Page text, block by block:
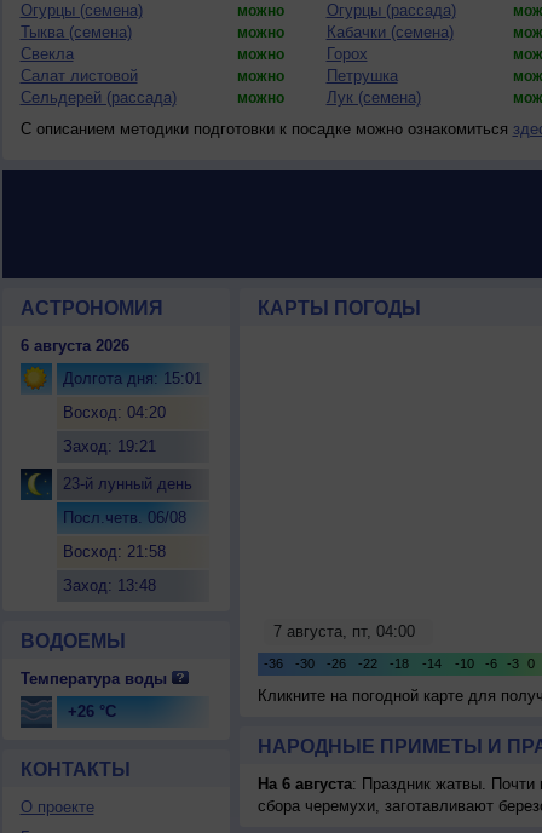
Огурцы (семена) можно Огурцы (рассада)
Тыква (семена) можно Кабачки (семена)
Свекла можно Горох
Салат листовой можно Петрушка
Сельдерей (рассада) можно Лук (семена)
С описанием методики подготовки к посадке можно ознакомиться
АСТРОНОМИЯ
6 августа 2026
Долгота дня: 15:01
Восход: 04:20
Заход: 19:21
23-й лунный день
Посл.четв. 06/08
Восход: 21:58
Заход: 13:48
ВОДОЕМЫ
Температура воды
+26 °C
КОНТАКТЫ
О проекте
КАРТЫ ПОГОДЫ
Кликните на погодной карте для
НАРОДНЫЕ ПРИМЕТЫ И
На 6 августа: Праздник жатвы. Почти
сбора черемухи, заготавливают